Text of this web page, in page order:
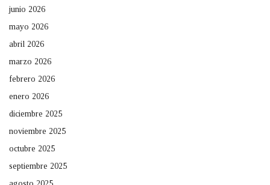
junio 2026
mayo 2026
abril 2026
marzo 2026
febrero 2026
enero 2026
diciembre 2025
noviembre 2025
octubre 2025
septiembre 2025